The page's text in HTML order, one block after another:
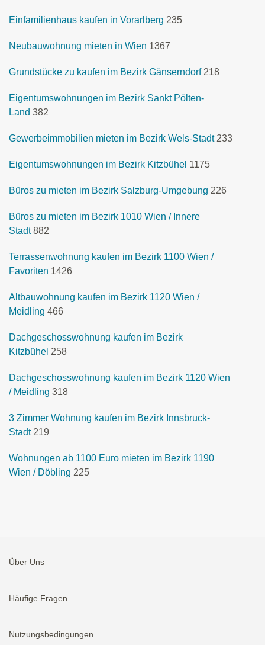
Einfamilienhaus kaufen in Vorarlberg 235
Neubauwohnung mieten in Wien 1367
Grundstücke zu kaufen im Bezirk Gänserndorf 218
Eigentumswohnungen im Bezirk Sankt Pölten-
Land 382
Gewerbeimmobilien mieten im Bezirk Wels-Stadt 233
Eigentumswohnungen im Bezirk Kitzbühel 1175
Büros zu mieten im Bezirk Salzburg-Umgebung 226
Büros zu mieten im Bezirk 1010 Wien / Innere
Stadt 882
Terrassenwohnung kaufen im Bezirk 1100 Wien /
Favoriten 1426
Altbauwohnung kaufen im Bezirk 1120 Wien /
Meidling 466
Dachgeschosswohnung kaufen im Bezirk
Kitzbühel 258
Dachgeschosswohnung kaufen im Bezirk 1120 Wien
/ Meidling 318
3 Zimmer Wohnung kaufen im Bezirk Innsbruck-
Stadt 219
Wohnungen ab 1100 Euro mieten im Bezirk 1190
Wien / Döbling 225
Über Uns
Häufige Fragen
Nutzungsbedingungen